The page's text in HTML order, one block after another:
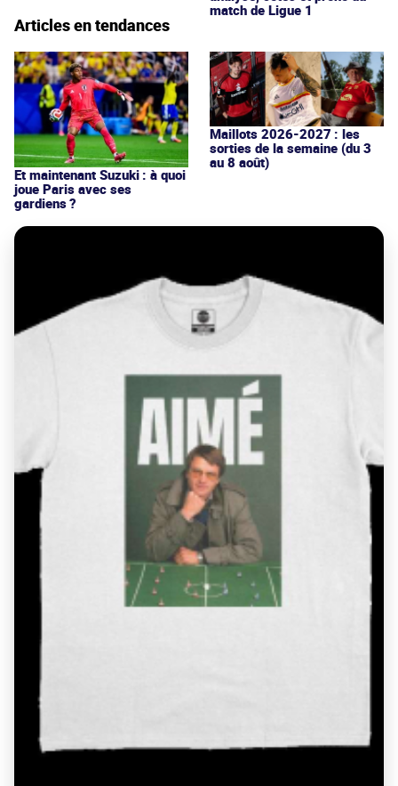
match de Ligue 1
Articles en tendances
Et maintenant Suzuki : à quoi
joue Paris avec ses
gardiens ?
Maillots 2026-2027 : les
sorties de la semaine (du 3
au 8 août)